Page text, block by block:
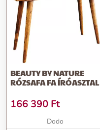
BEAUTY BY NATURE
RÓZSAFA FA ÍRÓASZTAL
166 390 Ft
Dodo